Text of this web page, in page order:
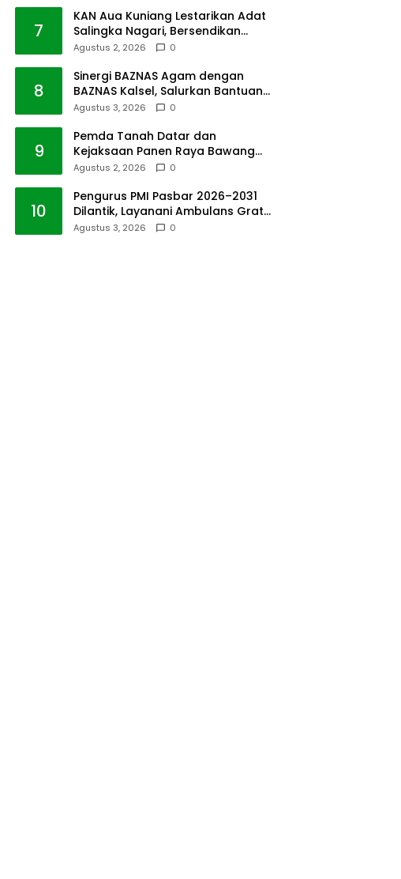
7
KAN Aua Kuniang Lestarikan Adat
Salingka Nagari, Bersendikan
Kitabullah
Agustus 2, 2026 0
8
Sinergi BAZNAS Agam dengan
BAZNAS Kalsel, Salurkan Bantuan
Bencana Alam
Agustus 3, 2026 0
9
Pemda Tanah Datar dan
Kejaksaan Panen Raya Bawang
Merah di Sawah Tangah
Agustus 2, 2026 0
10
Pengurus PMI Pasbar 2026–2031
Dilantik, Layanani Ambulans Gratis
ke Padang
Agustus 3, 2026 0